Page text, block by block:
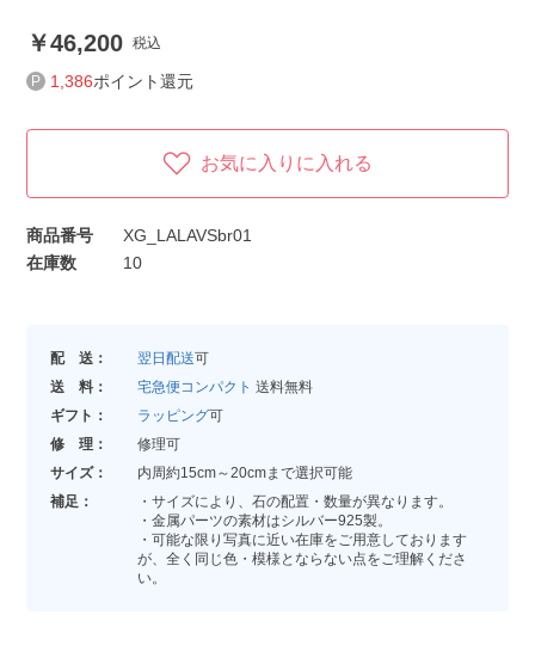
46,200 税込
1,386ポイント還元
お気に入りに入れる
商品番号
XG_LALAVSbr01
在庫数
10
配 送： 翌日配送可
送 料：
宅急便コンパクト 送料無料
ギフト：
ラッピング可
修 理：
修理可
サイズ：
内周約15cm～20cmまで選択可能
補足：
・サイズにより、石の配置・数量が異なります。
・金属パーツの素材はシルバー925製。
・可能な限り写真に近い在庫をご用意しております
が、全く同じ色・模様とならない点をご理解くださ
い。